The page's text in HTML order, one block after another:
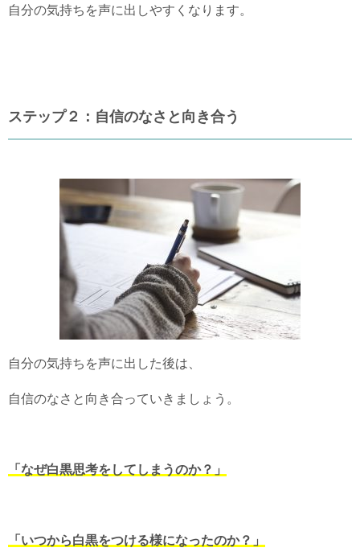
自分の気持ちを声に出しやすくなります。
ステップ２：自信のなさと向き合う
自分の気持ちを声に出した後は、
自信のなさと向き合っていきましょう。
「なぜ白黒思考をしてしまうのか？」
「いつから白黒をつける様になったのか？」